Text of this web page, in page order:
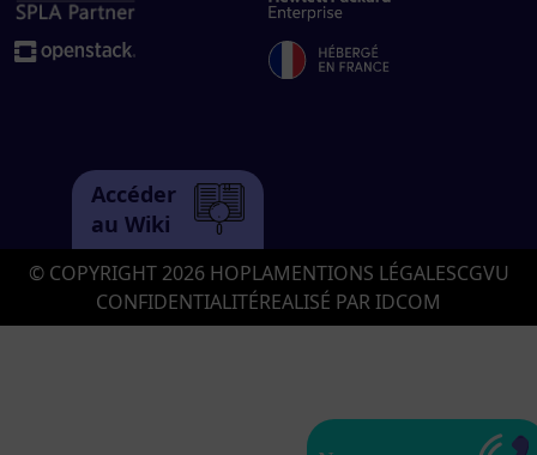
Accéder
au Wiki
© COPYRIGHT 2026 HOPLAMENTIONS LÉGALESCGVU
CONFIDENTIALITÉREALISÉ PAR IDCOM